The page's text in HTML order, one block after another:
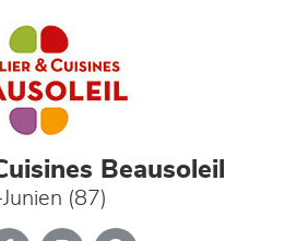
Beausoleil
(87)